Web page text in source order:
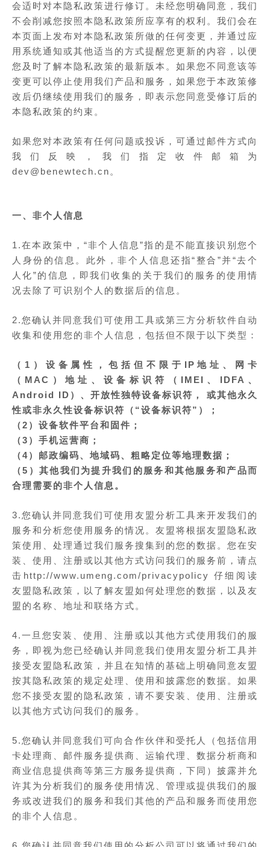
会适时对本隐私政策进行修订。未经您明确同意，我们
不会削减您按照本隐私政策所应享有的权利。我们会在
本页面上发布对本隐私政策所做的任何变更，并通过应
用系统通知或其他适当的方式提醒您更新的内容，以便
您及时了解本隐私政策的最新版本。如果您不同意该等
变更可以停止使用我们产品和服务，如果您于本政策修
改后仍继续使用我们的服务，即表示您同意受修订后的
本隐私政策的约束。
如果您对本政策有任何问题或投诉，可通过邮件方式向
我们反映，我们指定收件邮箱为
dev@benewtech.cn。
一、非个人信息
1.在本政策中，“非个人信息”指的是不能直接识别您个
人身份的信息。此外，非个人信息还指“整合”并“去个
人化”的信息，即我们收集的关于我们的服务的使用情
况去除了可识别个人的数据后的信息。
2.您确认并同意我们可使用工具或第三方分析软件自动
收集和使用您的非个人信息，包括但不限于以下类型：
（1）设备属性，包括但不限于IP地址、网卡
（MAC）地址、设备标识符（IMEI、IDFA、
Android ID）、开放性独特设备标识符， 或其他永久
性或非永久性设备标识符（“设备标识符”）；
（2）设备软件平台和固件；
（3）手机运营商；
（4）邮政编码、地域码、粗略定位等地理数据；
（5）其他我们为提升我们的服务和其他服务和产品而
合理需要的非个人信息。
3.您确认并同意我们可使用友盟分析工具来开发我们的
服务和分析您使用服务的情况。友盟将根据友盟隐私政
策使用、处理通过我们服务搜集到的您的数据。您在安
装、使用、注册或以其他方式访问我们的服务前，请点
击http://www.umeng.com/privacypolicy 仔细阅读
友盟隐私政策，以了解友盟如何处理您的数据，以及友
盟的名称、地址和联络方式。
4.一旦您安装、使用、注册或以其他方式使用我们的服
务，即视为您已经确认并同意我们使用友盟分析工具并
接受友盟隐私政策，并且在知情的基础上明确同意友盟
按其隐私政策的规定处理、使用和披露您的数据。如果
您不接受友盟的隐私政策，请不要安装、使用、注册或
以其他方式访问我们的服务。
5.您确认并同意我们可向合作伙伴和受托人（包括信用
卡处理商、邮件服务提供商、运输代理、数据分析商和
商业信息提供商等第三方服务提供商，下同）披露并允
许其为分析我们的服务使用情况、管理或提供我们的服
务或改进我们的服务和我们其他的产品和服务而使用您
的非个人信息。